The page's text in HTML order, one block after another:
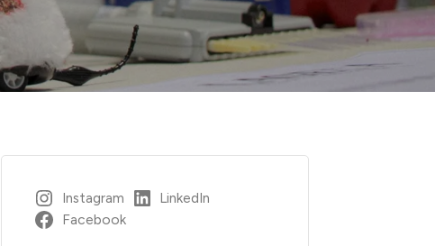
Instagram
LinkedIn
Facebook